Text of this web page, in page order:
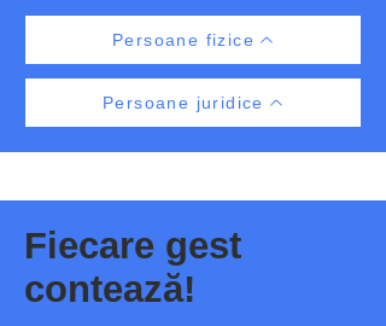
Persoane fizice
Persoane juridice
Fiecare gest
contează!